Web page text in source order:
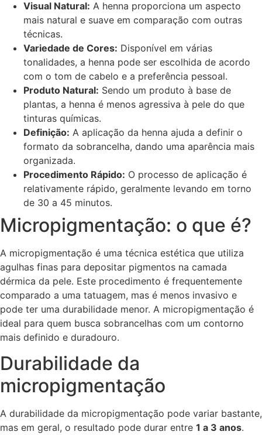
Visual Natural: A henna proporciona um aspecto
mais natural e suave em comparação com outras
técnicas.
Variedade de Cores: Disponível em várias
tonalidades, a henna pode ser escolhida de acordo
com o tom de cabelo e a preferência pessoal.
Produto Natural: Sendo um produto à base de
plantas, a henna é menos agressiva à pele do que
tinturas químicas.
Definição: A aplicação da henna ajuda a definir o
formato da sobrancelha, dando uma aparência mais
organizada.
Procedimento Rápido: O processo de aplicação é
relativamente rápido, geralmente levando em torno
de 30 a 45 minutos.
Micropigmentação: o que é?
A micropigmentação é uma técnica estética que utiliza
agulhas finas para depositar pigmentos na camada
dérmica da pele. Este procedimento é frequentemente
comparado a uma tatuagem, mas é menos invasivo e
pode ter uma durabilidade menor. A micropigmentação é
ideal para quem busca sobrancelhas com um contorno
mais definido e duradouro.
Durabilidade da
micropigmentação
A durabilidade da micropigmentação pode variar bastante,
mas em geral, o resultado pode durar entre 1 a 3 anos.